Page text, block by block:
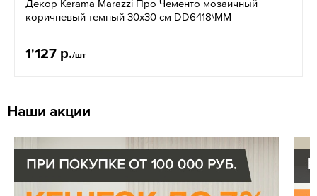
Декор Kerama Marazzi Про Чементо мозаичный
коричневый темный 30x30 см DD6418\MM
1'127 р./шт
Наши акции